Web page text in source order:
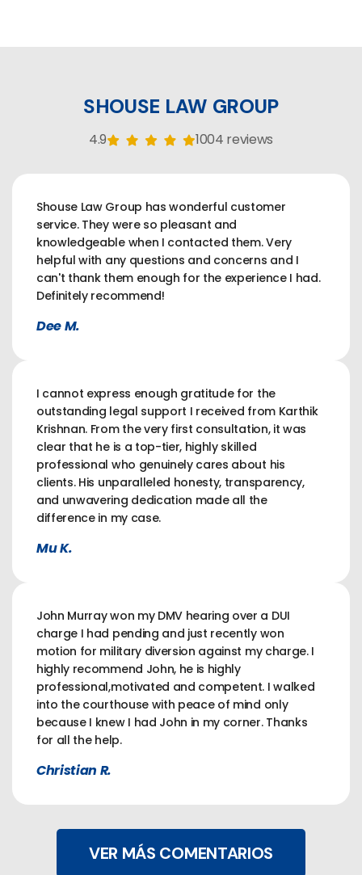
SHOUSE LAW GROUP
4.9 1004 reviews
Shouse Law Group has wonderful customer
service. They were so pleasant and
knowledgeable when I contacted them. Very
helpful with any questions and concerns and I
can't thank them enough for the experience I had.
Definitely recommend!
Dee M.
I cannot express enough gratitude for the
outstanding legal support I received from Karthik
Krishnan. From the very first consultation, it was
clear that he is a top-tier, highly skilled
professional who genuinely cares about his
clients. His unparalleled honesty, transparency,
and unwavering dedication made all the
difference in my case.
Mu K.
John Murray won my DMV hearing over a DUI
charge I had pending and just recently won
motion for military diversion against my charge. I
highly recommend John, he is highly
professional,motivated and competent. I walked
into the courthouse with peace of mind only
because I knew I had John in my corner. Thanks
for all the help.
Christian R.
VER MÁS COMENTARIOS